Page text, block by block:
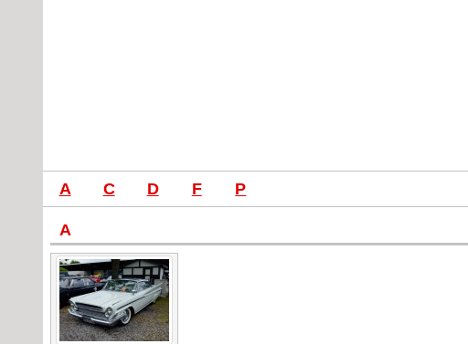
A C D F P
A